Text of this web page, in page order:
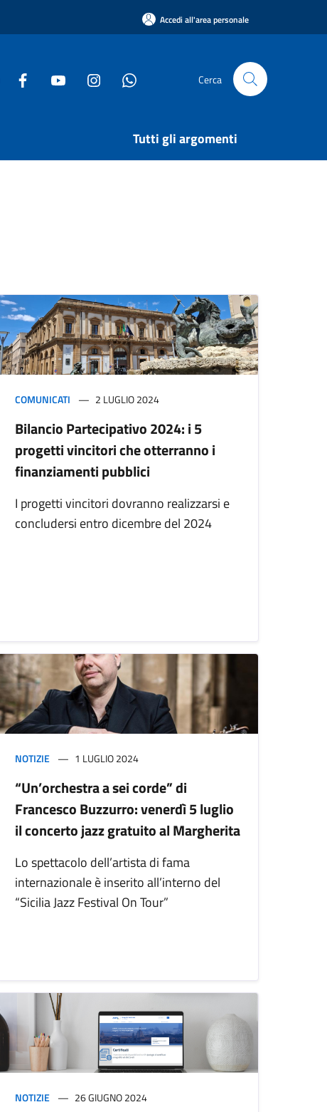
Accedi all'area personale
Cerca
Tutti gli argomenti
COMUNICATI 2 LUGLIO 2024
Bilancio Partecipativo 2024: i 5
progetti vincitori che otterranno i
finanziamenti pubblici
I progetti vincitori dovranno realizzarsi e
concludersi entro dicembre del 2024
NOTIZIE 1 LUGLIO 2024
“Un’orchestra a sei corde” di
Francesco Buzzurro: venerdì 5 luglio
il concerto jazz gratuito al Margherita
Lo spettacolo dell’artista di fama
internazionale è inserito all’interno del
“Sicilia Jazz Festival On Tour”
NOTIZIE 26 GIUGNO 2024